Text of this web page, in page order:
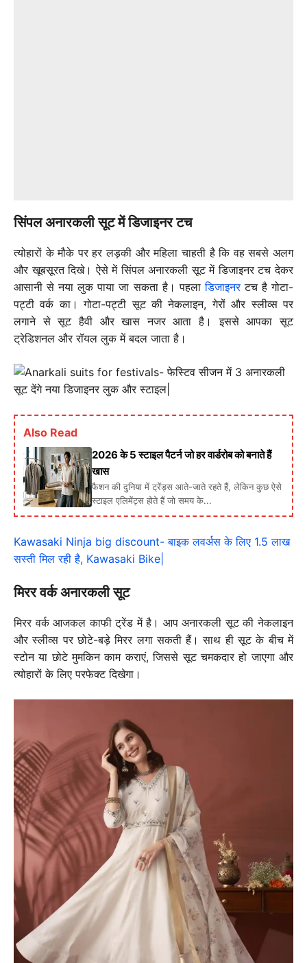
सिंपल अनारकली सूट में डिजाइनर टच
त्योहारों के मौके पर हर लड़की और महिला चाहती है कि वह सबसे अलग
और खूबसूरत दिखे। ऐसे में सिंपल अनारकली सूट में डिजाइनर टच देकर
आसानी से नया लुक पाया जा सकता है। पहलाडिजाइनरटच है गोटा-
पट्टी वर्क का। गोटा-पट्टी सूट की नेकलाइन, गेरों और स्लीव्स पर
लगाने से सूट हैवी और खास नजर आता है। इससे आपका सूट
ट्रेडिशनल और रॉयल लुक में बदल जाता है।
Also Read
2026 के 5 स्टाइल पैटर्न जो हर वार्डरोब को बनाते हैं
खास
फैशन की दुनिया में ट्रेंड्स आते-जाते रहते हैं, लेकिन कुछ ऐसे
स्टाइल एलिमेंट्स होते हैं जो समय के...
Kawasaki Ninja big discount- बाइक लवर्अस के लिए 1.5 लाख
सस्ती मिल रही है, Kawasaki Bike|
मिरर वर्क अनारकली सूट
मिरर वर्क आजकल काफी ट्रेंड में है। आप अनारकली सूट की नेकलाइन
और स्लीव्स पर छोटे-बड़े मिरर लगा सकती हैं। साथ ही सूट के बीच में
स्टोन या छोटे मुमकिन काम कराएं, जिससे सूट चमकदार हो जाएगा और
त्योहारों के लिए परफेक्ट दिखेगा।